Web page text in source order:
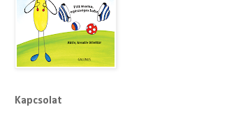
Kapcsolat